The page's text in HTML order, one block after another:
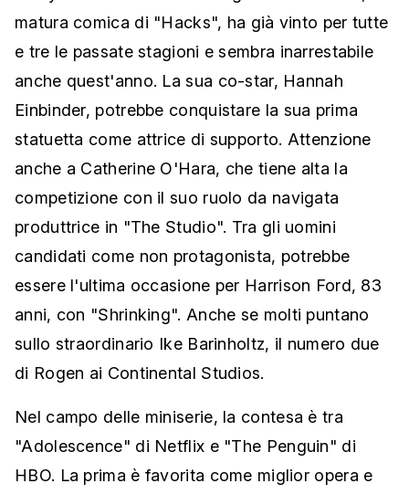
matura comica di "Hacks", ha già vinto per tutte
e tre le passate stagioni e sembra inarrestabile
anche quest'anno. La sua co-star, Hannah
Einbinder, potrebbe conquistare la sua prima
statuetta come attrice di supporto. Attenzione
anche a Catherine O'Hara, che tiene alta la
competizione con il suo ruolo da navigata
produttrice in "The Studio". Tra gli uomini
candidati come non protagonista, potrebbe
essere l'ultima occasione per Harrison Ford, 83
anni, con "Shrinking". Anche se molti puntano
sullo straordinario Ike Barinholtz, il numero due
di Rogen ai Continental Studios.
Nel campo delle miniserie, la contesa è tra
"Adolescence" di Netflix e "The Penguin" di
HBO. La prima è favorita come miglior opera e